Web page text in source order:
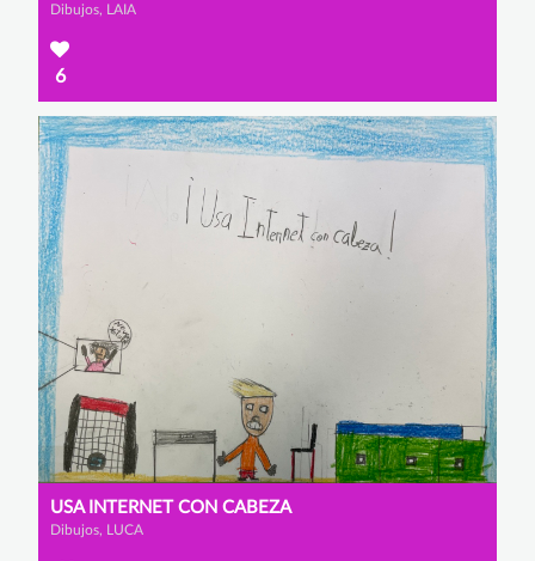
Dibujos, LAIA
6
USA INTERNET CON CABEZA
Dibujos, LUCA